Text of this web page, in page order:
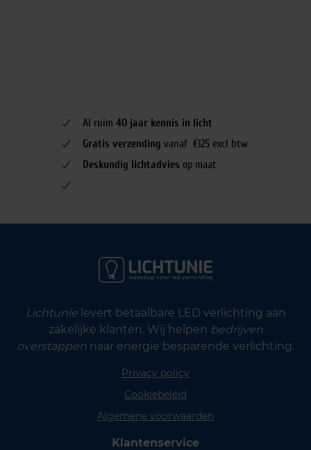
Al ruim 40 jaar kennis in licht
Gratis verzending vanaf €125 excl btw
Deskundig lichtadvies op maat
Lichtunielevert betaalbare LED verlichting aan
zakelijke klanten. Wij helpen bedrijven
overstappen naar energie besparende verlichting.
Privacy policy
Cookiebeleid
Algemene voorwaarden
Klantenservice